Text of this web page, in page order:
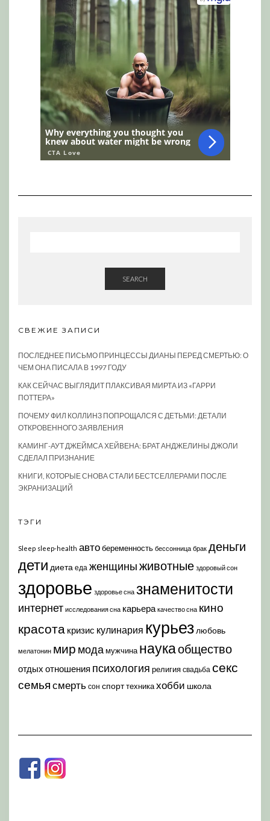
SEARCH
СВЕЖИЕ ЗАПИСИ
ПОСЛЕДНЕЕ ПИСЬМО ПРИНЦЕССЫ ДИАНЫ ПЕРЕД СМЕРТЬЮ: О
ЧЕМ ОНА ПИСАЛА В 1997 ГОДУ
КАК СЕЙЧАС ВЫГЛЯДИТ ПЛАКСИВАЯ МИРТА ИЗ «ГАРРИ
ПОТТЕРА»
ПОЧЕМУ ФИЛ КОЛЛИНЗ ПОПРОЩАЛСЯ С ДЕТЬМИ: ДЕТАЛИ
ОТКРОВЕННОГО ЗАЯВЛЕНИЯ
КАМИНГ-АУТ ДЖЕЙМСА ХЕЙВЕНА: БРАТ АНДЖЕЛИНЫ ДЖОЛИ
СДЕЛАЛ ПРИЗНАНИЕ
КНИГИ, КОТОРЫЕ СНОВА СТАЛИ БЕСТСЕЛЛЕРАМИ ПОСЛЕ
ЭКРАНИЗАЦИЙ
ТЭГИ
Sleep sleep-health автобеременность бессонница брак деньги
дети диета еда женщиныживотные здоровый сон
здоровье здоровье сна знаменитости
интернет исследования сна карьера качество сна кино
красота кризис кулинария курьез любовь
мелатонин мир модамужчина наукаобщество
отдых отношения психология религия свадьба секс
семья смерть сон спорттехникахобби школа